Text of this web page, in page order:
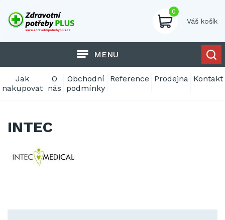
0
Váš košík
MENU
Jak
nakupovat
O
nás
Obchodní
podmínky
Reference Prodejna Kontakt
INTEC